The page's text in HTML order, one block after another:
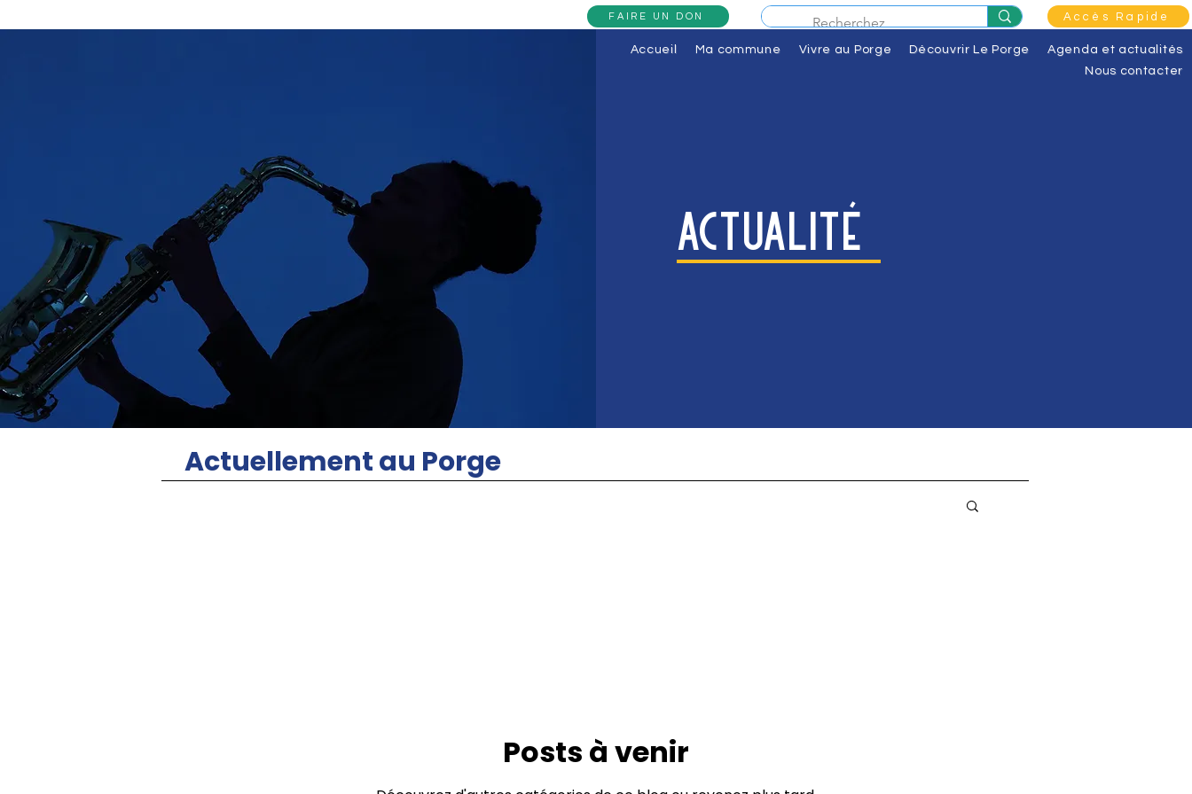
FAIRE UN DON Accès Rapide
Accueil Ma commune Vivre au Porge Découvrir Le Porge
Agenda et actualités
Nous contacter
actualité
Actuellement au Porge
Posts à venir